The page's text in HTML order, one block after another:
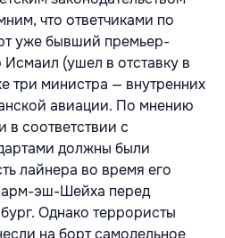
что ответчиками по
уже бывший премьер-
(ушел в отставку в
три министра — внутренних
авиации. По мнению
в соответствии с
должны были
лайнера во время его
эш-Шейха перед
Однако террористы
на борт самодельное